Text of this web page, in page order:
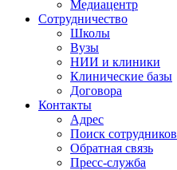
Медиацентр
Сотрудничество
Школы
Вузы
НИИ и клиники
Клинические базы
Договора
Контакты
Адрес
Поиск сотрудников
Обратная связь
Пресс-служба